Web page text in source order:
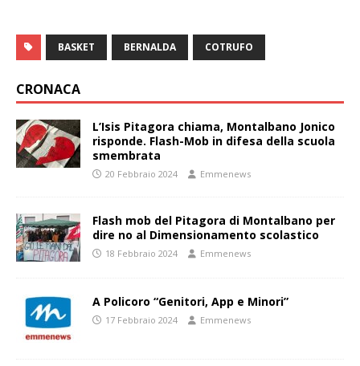
BASKET BERNALDA COTRUFO
CRONACA
L’Isis Pitagora chiama, Montalbano Jonico
risponde. Flash-Mob in difesa della scuola
smembrata
20 Febbraio 2024 Emmenews
Flash mob del Pitagora di Montalbano per
dire no al Dimensionamento scolastico
18 Febbraio 2024 Emmenews
A Policoro “Genitori, App e Minori”
17 Febbraio 2024 Emmenews